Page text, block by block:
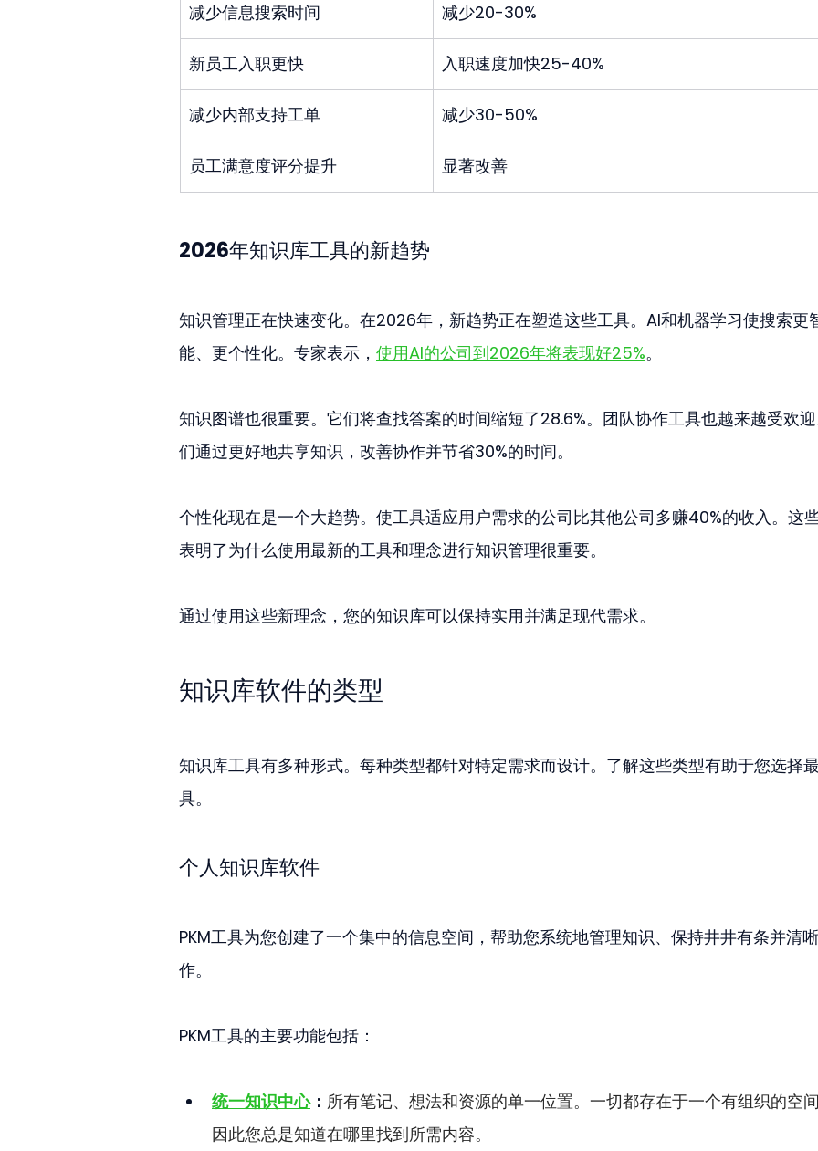
减少信息搜索时间 减少20-30%
新员工入职更快 入职速度加快25-40%
减少内部支持工单 减少30-50%
员工满意度评分提升 显著改善
2026年知识库工具的新趋势
知识管理正在快速变化。在2026年，新趋势正在塑造这些工具。AI和机器学习使搜索更
能、更个性化。专家表示， 使用AI的公司到2026年将表现好25%。
知识图谱也很重要。它们将查找答案的时间缩短了28.6%。团队协作工具也越来越受欢
们通过更好地共享知识，改善协作并节省30%的时间。
个性化现在是一个大趋势。使工具适应用户需求的公司比其他公司多赚40%的收入。这
表明了为什么使用最新的工具和理念进行知识管理很重要。
通过使用这些新理念，您的知识库可以保持实用并满足现代需求。
知识库软件的类型
知识库工具有多种形式。每种类型都针对特定需求而设计。了解这些类型有助于您选择
具。
个人知识库软件
PKM工具为您创建了一个集中的信息空间，帮助您系统地管理知识、保持井井有条并清
作。
PKM工具的主要功能包括：
统一知识中心： 所有笔记、想法和资源的单一位置。一切都存在于一个有组织的空
因此您总是知道在哪里找到所需内容。